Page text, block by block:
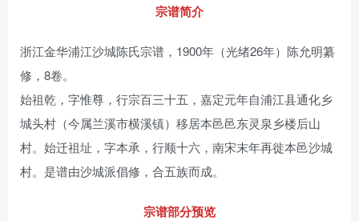
宗谱简介
浙江金华浦江沙城陈氏宗谱，1900年（光绪26年）陈允明纂
修，8卷。
始祖乾，字惟尊，行宗百三十五，嘉定元年自浦江县通化乡
城头村（今属兰溪市横溪镇）移居本邑邑东灵泉乡楼后山
村。始迁祖址，字本承，行顺十六，南宋末年再徙本邑沙城
村。是谱由沙城派倡修，合五族而成。
宗谱部分预览